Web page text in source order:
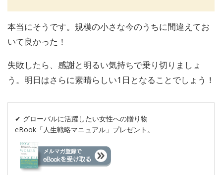
本当にそうです。規模の小さな今のうちに間違えてお
いて良かった！
失敗したら、感謝と明るい気持ちで乗り切りましょ
う。明日はさらに素晴らしい1日となることでしょう！
✔︎ グローバルに活躍したい女性への贈り物
eBook「人生戦略マニュアル」プレゼント。